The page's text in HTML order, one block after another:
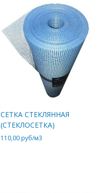
СЕТКА СТЕКЛЯННАЯ
(СТЕКЛОСЕТКА)
110,00 руб/м3